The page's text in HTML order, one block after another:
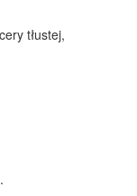
tłustej,